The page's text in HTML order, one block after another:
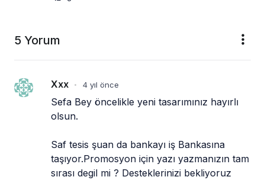
5 Yorum
Xxx • 4 yıl önce
Sefa Bey öncelikle yeni tasarımınız hayırlı
olsun.
Saf tesis şuan da bankayı iş Bankasına
taşıyor.Promosyon için yazı yazmanızın tam
sırası degil mi ? Desteklerinizi bekliyoruz